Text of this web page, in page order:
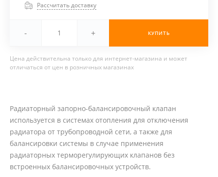
Рассчитать доставку
- + КУПИТЬ
Цена действительна только для интернет-магазина и может
отличаться от цен в розничных магазинах
Радиаторный запорно-балансировочный клапан
используется в системах отопления для отключения
радиатора от трубопроводной сети, а также для
балансировки системы в случае применения
радиаторных терморегулирующих клапанов без
встроенных балансировочных устройств.